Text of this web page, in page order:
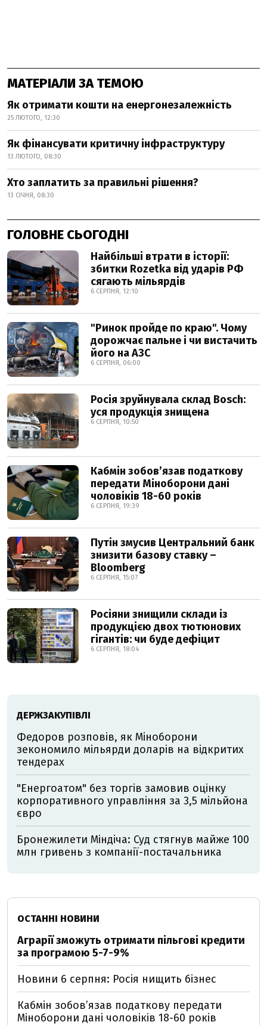
МАТЕРІАЛИ ЗА ТЕМОЮ
Як отримати кошти на енергонезалежність
25 ЛЮТОГО, 12:30
Як фінансувати критичну інфраструктуру
13 ЛЮТОГО, 08:30
Хто заплатить за правильні рішення?
13 СІЧНЯ, 08:30
ГОЛОВНЕ СЬОГОДНІ
Найбільші втрати в історії:
збитки Rozetka від ударів РФ
сягають мільярдів
6 СЕРПНЯ, 12:10
"Ринок пройде по краю". Чому
дорожчає пальне і чи вистачить
його на АЗС
6 СЕРПНЯ, 06:00
Росія зруйнувала склад Bosch:
уся продукція знищена
6 СЕРПНЯ, 10:50
Кабмін зобовʼязав податкову
передати Міноборони дані
чоловіків 18-60 років
6 СЕРПНЯ, 19:39
Путін змусив Центральний банк
знизити базову ставку –
Bloomberg
6 СЕРПНЯ, 15:07
Росіяни знищили склади із
продукцією двох тютюнових
гігантів: чи буде дефіцит
6 СЕРПНЯ, 18:04
ДЕРЖЗАКУПІВЛІ
Федоров розповів, як Міноборони
зекономило мільярди доларів на відкритих
тендерах
"Енергоатом" без торгів замовив оцінку
корпоративного управління за 3,5 мільйона
євро
Бронежилети Міндіча: Суд стягнув майже 100
млн гривень з компанії-постачальника
ОСТАННІ НОВИНИ
Аграрії зможуть отримати пільгові кредити
за програмою 5-7-9%
Новини 6 серпня: Росія нищить бізнес
Кабмін зобовʼязав податкову передати
Міноборони дані чоловіків 18-60 років